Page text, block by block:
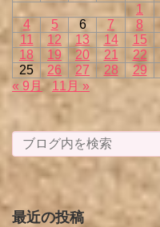
1
4
5 6 7 8
11
12 13 14 15
18
19 20 21 22
25
26 27 28 29
« 9月
11月 »
最近の投稿